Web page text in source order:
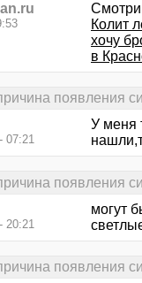
Смотри
Колит
хочу
в
появления
07:21
У меня
появления
20:21
могут
появления